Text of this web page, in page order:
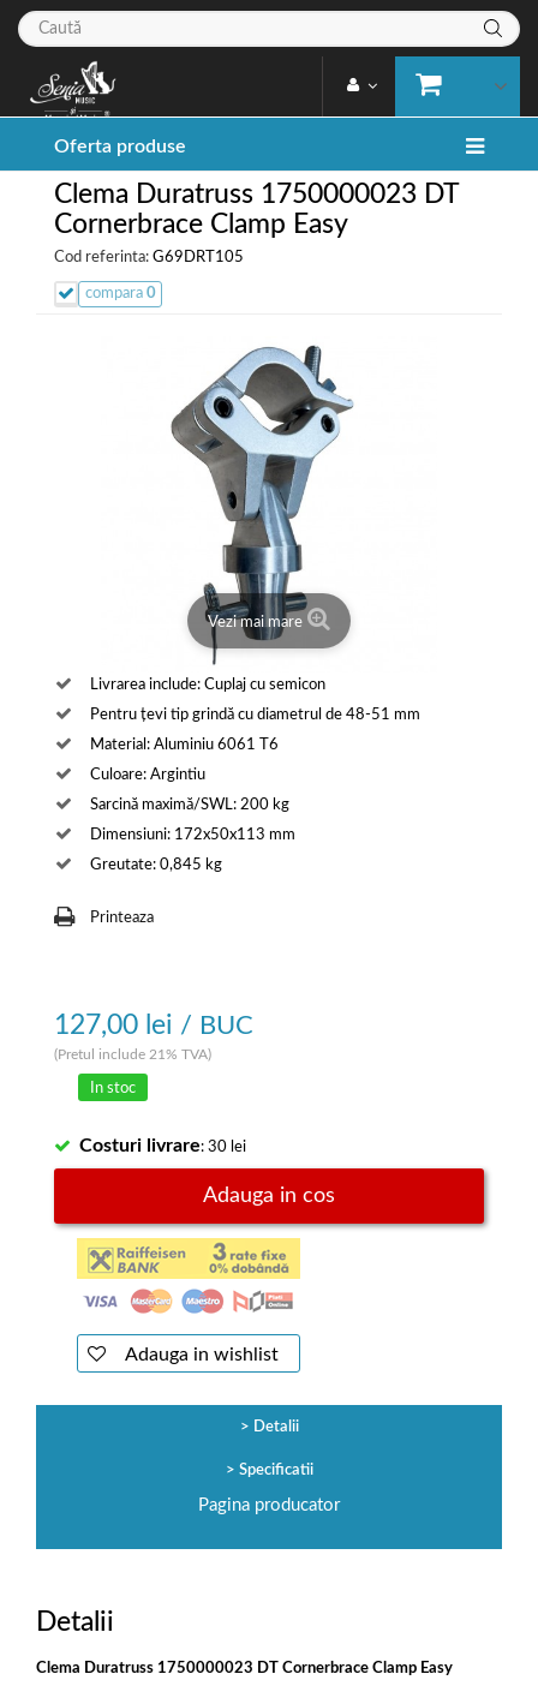
Oferta produse
Clema Duratruss 1750000023 DT
Cornerbrace Clamp Easy
Cod referinta: G69DRT105
compara 0
Vezi mai mare
Livrarea include: Cuplaj cu semicon
Pentru țevi tip grindă cu diametrul de 48-51 mm
Material: Aluminiu 6061 T6
Culoare: Argintiu
Sarcină maximă/SWL: 200 kg
Dimensiuni: 172x50x113 mm
Greutate: 0,845 kg
Printeaza
127,00 lei / BUC
(Pretul include 21% TVA)
In stoc
Costuri livrare: 30 lei
Adauga in cos
Adauga in wishlist
Detalii
Specificatii
Pagina producator
Detalii
Clema Duratruss 1750000023 DT Cornerbrace Clamp Easy